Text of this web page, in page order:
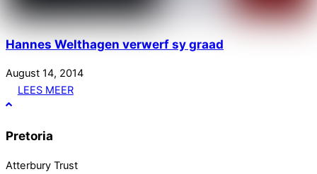
Hannes Welthagen verwerf sy graad
August 14, 2014
LEES MEER
Pretoria
Atterbury Trust